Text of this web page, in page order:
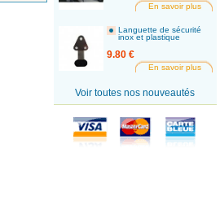
En savoir plus
Languette de sécurité
inox et plastique
9.80 €
En savoir plus
Voir toutes nos nouveautés